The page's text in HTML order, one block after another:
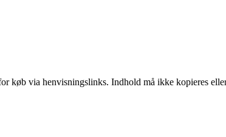
køb via henvisningslinks. Indhold må ikke kopieres